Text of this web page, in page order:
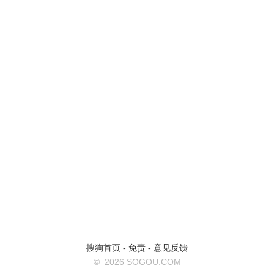
搜狗首页 - 免责 - 意见反馈
© 2026 SOGOU.COM